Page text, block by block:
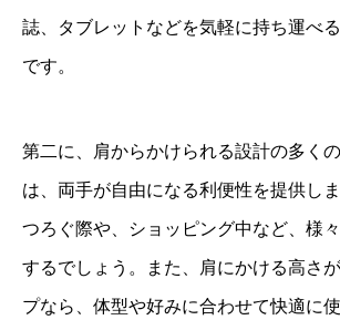
誌、タブレットなどを気軽に持ち運べ
です。
第二に、肩からかけられる設計の多く
は、両手が自由になる利便性を提供し
つろぐ際や、ショッピング中など、様
するでしょう。また、肩にかける高さ
プなら、体型や好みに合わせて快適に使